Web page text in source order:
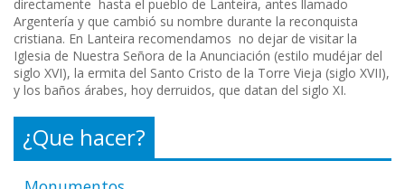
directamente hasta el pueblo de Lanteira, antes llamado
Argentería y que cambió su nombre durante la reconquista
cristiana. En Lanteira recomendamos no dejar de visitar la
Iglesia de Nuestra Señora de la Anunciación (estilo mudéjar del
siglo XVI), la ermita del Santo Cristo de la Torre Vieja (siglo XVII),
y los baños árabes, hoy derruidos, que datan del siglo XI.
¿Que hacer?